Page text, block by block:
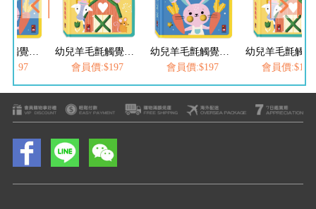
幼兒羊毛氈觸覺認知書-123
:$197
幼兒羊毛氈觸覺認知書-快樂農場
會員價:$197
幼兒羊毛氈觸覺認知書-123
會員價:$197
會員價:$197